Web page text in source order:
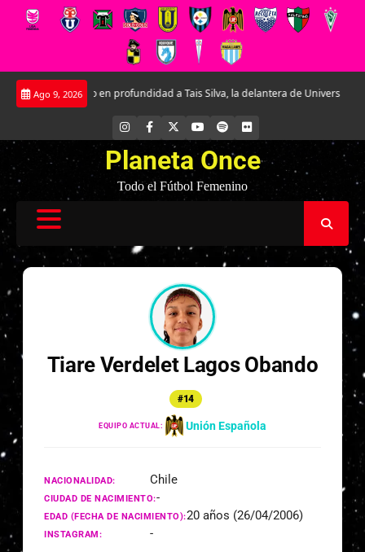
Saltar
Ago 9, 2026
Conociendo en profundidad a Tais Silva, la delantera de Universidad
INSTAGRAM
FACEBOOK YOUTUBE
SPOTIFYFLICKR
Planeta Once
Todo el Fútbol Femenino
Tiare Verdelet Lagos Obando
#14
EQUIPO ACTUAL: Unión Española
NACIONALIDAD: Chile
CIUDAD DE NACIMIENTO:-
EDAD (FECHA DE NACIMIENTO):20 años (26/04/2006)
INSTAGRAM: -